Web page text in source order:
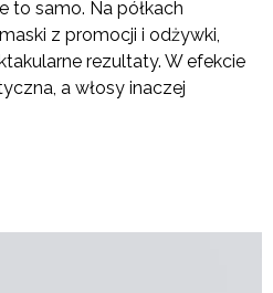
to samo. Na półkach
z promocji i odżywki,
rezultaty. W efekcie
a włosy inaczej